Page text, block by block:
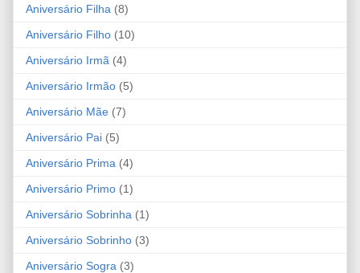
Aniversário Filha (8)
Aniversário Filho (10)
Aniversário Irmã (4)
Aniversário Irmão (5)
Aniversário Mãe (7)
Aniversário Pai (5)
Aniversário Prima (4)
Aniversário Primo (1)
Aniversário Sobrinha (1)
Aniversário Sobrinho (3)
Aniversário Sogra (3)